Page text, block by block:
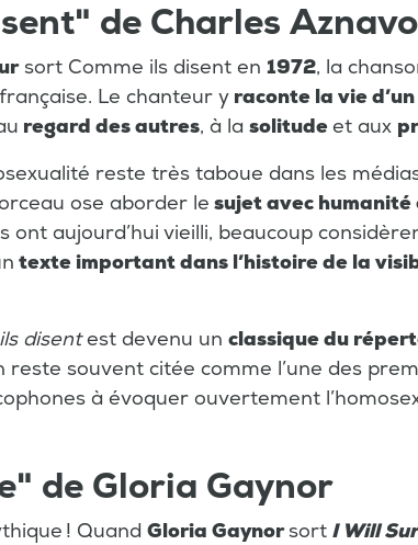
de Charles
sort Comme ils disent en 1972, la
Le chanteur y raconte la vie
regard des autres, à la solitudeet aux
reste très taboue dans les
ose aborder le sujet avec
ont aujourd’hui vieilli, beaucoup
texte important dans l’histoire de la
disentest devenu un classique du
reste souvent citée comme l’une des
à évoquer ouvertement
de Gloria Gaynor
! Quand Gloria Gaynorsort I Will